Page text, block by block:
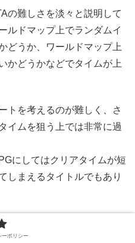
の難しさを淡々と説明して
ルドマップ上でランダムイ
どうか、ワールドマップ上
かどうかなどでタイムが上
トを考えるのが難しく、さ
イムを狙う上では非常に過
にしてはクリアタイムが短
しまえるタイトルでもあり
クにもタイムが左右される
無印版、Plus版、DX版とバ
ーポリシー